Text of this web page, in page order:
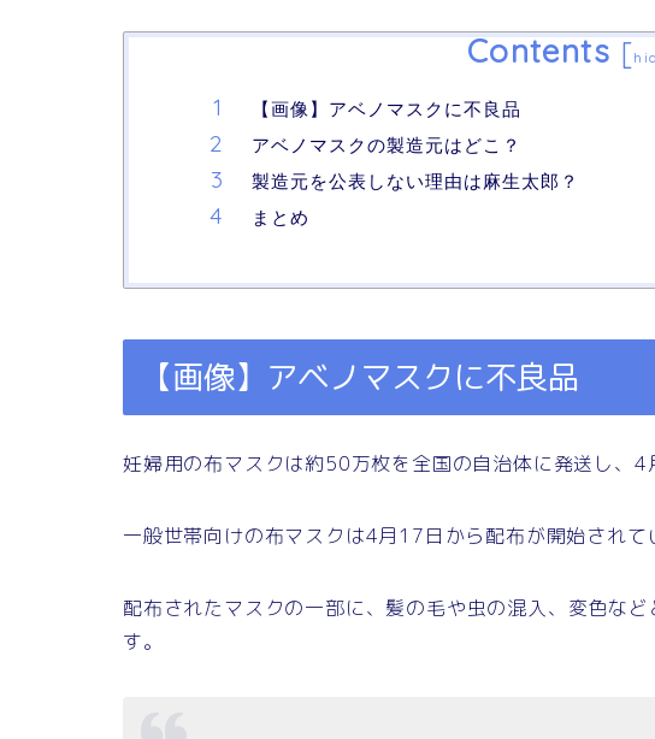
Contents [
【画像】アベノマスクに不良品
アベノマスクの製造元はどこ？
製造元を公表しない理由は麻生太郎？
まとめ
【画像】アベノマスクに不良品
妊婦用の布マスクは約50万枚を全国の自治体に発送し、4
一般世帯向けの布マスクは4月17日から配布が開始されて
配布されたマスクの一部に、髪の毛や虫の混入、変色な
す。